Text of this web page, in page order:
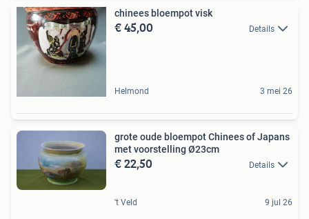
chinees bloempot visk
€ 45,00 Details
Helmond 3 mei 26
grote oude bloempot Chinees of Japans
met voorstelling Ø23cm
€ 22,50 Details
't Veld 9 jul 26